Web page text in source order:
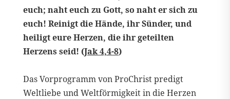
euch; naht euch zu Gott, so naht er sich zu
euch! Reinigt die Hände, ihr Sünder, und
heiligt eure Herzen, die ihr geteilten
Herzens seid! (Jak 4,4-8)
Das Vorprogramm von ProChrist predigt
Weltliebe und Weltförmigkeit in die Herzen